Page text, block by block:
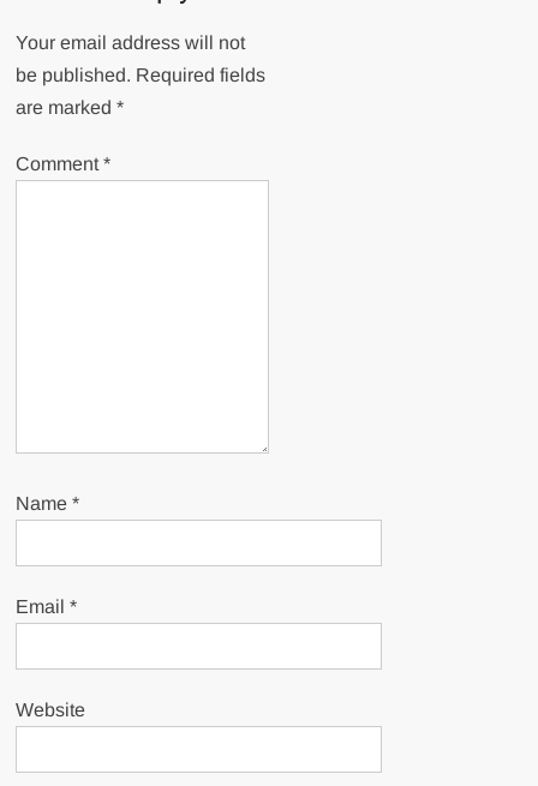
Your email address will not
be published. Required fields
are marked*
Comment*
Name*
Email*
Website